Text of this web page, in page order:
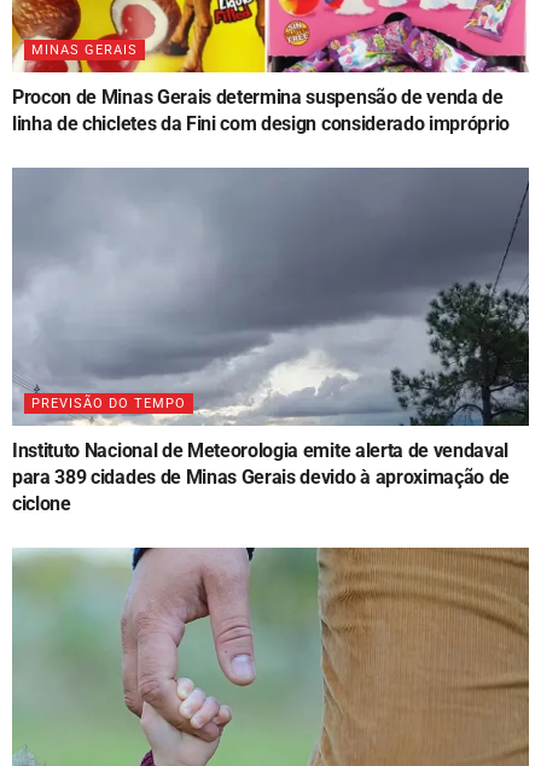
MINAS GERAIS
Procon de Minas Gerais determina suspensão de venda de
linha de chicletes da Fini com design considerado impróprio
PREVISÃO DO TEMPO
Instituto Nacional de Meteorologia emite alerta de vendaval
para 389 cidades de Minas Gerais devido à aproximação de
ciclone